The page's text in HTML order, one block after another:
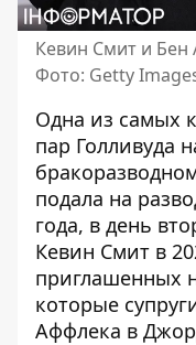
Кевин Смит и
Фото: Getty
Одна из самых
пар Голливуда
подала на
года, в день
Кевин Смит в
приглашенных
которые
Аффлека в